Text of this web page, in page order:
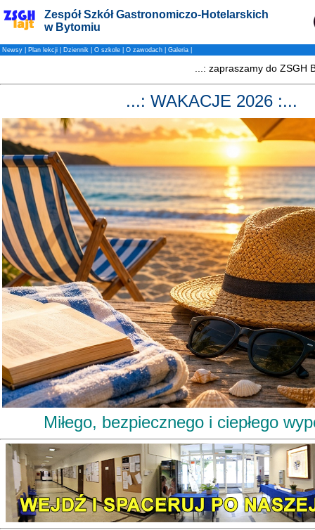
Zespół Szkół Gastronomiczo-Hotelarskich
w Bytomiu
Newsy Plan lekcji Dziennik O szkole O zawodach Galeria
...: WAKACJE 2026 :...
Miłego, bezpiecznego i ciepłego